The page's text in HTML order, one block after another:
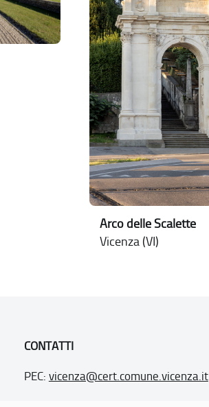
Arco delle Scalette
Vicenza (VI)
CONTATTI
PEC: vicenza@cert.comune.vicenza.it